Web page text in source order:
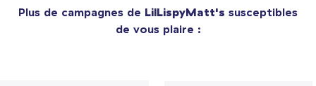
Plus de campagnes de LilLispyMatt's susceptibles
de vous plaire :